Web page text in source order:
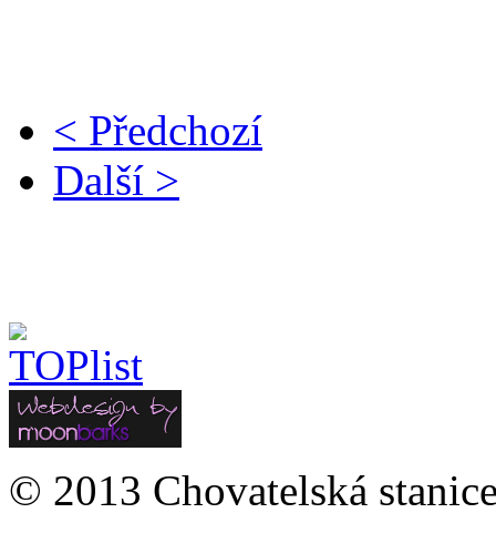
< Předchozí
Další >
© 2013 Chovatelská